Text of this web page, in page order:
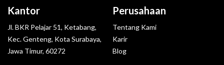
Kantor
Jl. BKR Pelajar 51, Ketabang,
Kec. Genteng, Kota Surabaya,
Jawa Timur, 60272
Perusahaan
Tentang Kami
Karir
Blog